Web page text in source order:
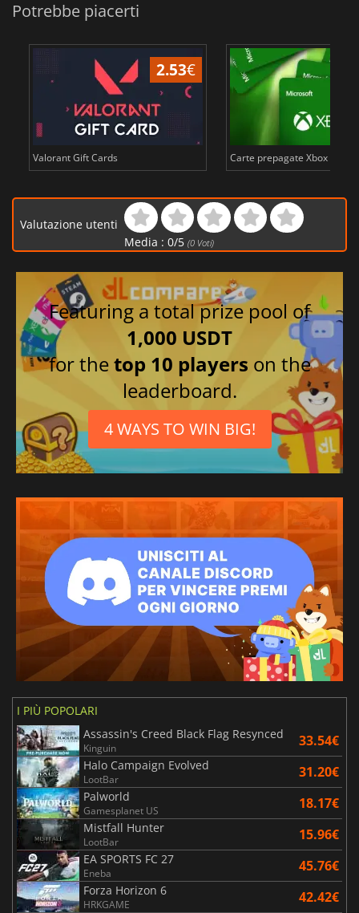
Potrebbe piacerti
2.53€
Valorant Gift Cards Carte prepagate Xbox Live
Valutazione utenti
Media : 0/5 (0Voti)
Featuring a total prize pool of
1,000 USDT
for thetop 10 players on the
leaderboard.
4 WAYS TO WIN BIG!
I PIÙ POPOLARI
Assassin's Creed Black Flag Resynced
Kinguin 33.54€
Halo Campaign Evolved
LootBar 31.20€
Palworld
Gamesplanet US 18.17€
Mistfall Hunter
LootBar 15.96€
EA SPORTS FC 27
Eneba 45.76€
Forza Horizon 6
HRKGAME 42.42€